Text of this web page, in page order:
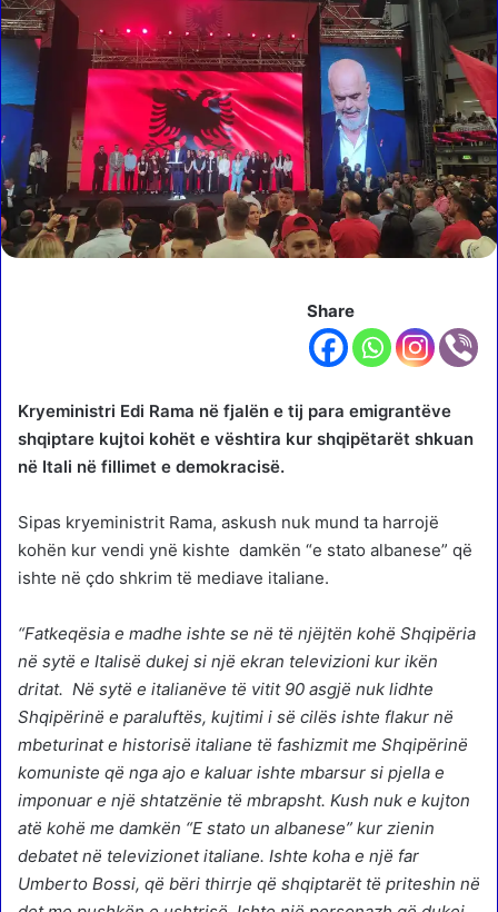
Share
Kryeministri Edi Rama në fjalën e tij para emigrantëve
shqiptare kujtoi kohët e vështira kur shqipëtarët shkuan
në Itali në fillimet e demokracisë.
Sipas kryeministrit Rama, askush nuk mund ta harrojë
kohën kur vendi ynë kishte damkën “e stato albanese” që
ishte në çdo shkrim të mediave italiane.
“Fatkeqësia e madhe ishte se në të njëjtën kohë Shqipëria
në sytë e Italisë dukej si një ekran televizioni kur ikën
dritat. Në sytë e italianëve të vitit 90 asgjë nuk lidhte
Shqipërinë e paraluftës, kujtimi i së cilës ishte flakur në
mbeturinat e historisë italiane të fashizmit me Shqipërinë
komuniste që nga ajo e kaluar ishte mbarsur si pjella e
imponuar e një shtatzënie të mbrapsht. Kush nuk e kujton
atë kohë me damkën “E stato un albanese” kur zienin
debatet në televizionet italiane. Ishte koha e një far
Umberto Bossi, që bëri thirrje që shqiptarët të priteshin në